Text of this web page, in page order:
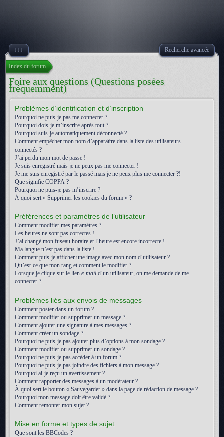
↓↓↓ Recherche avancée
Index du forum
Foire aux questions (Questions posées
fréquemment)
Problèmes d’identification et d’inscription
Pourquoi ne puis-je pas me connecter ?
Pourquoi dois-je m’inscrire après tout ?
Pourquoi suis-je automatiquement déconnecté ?
Comment empêcher mon nom d’apparaître dans la liste des utilisateurs
connectés ?
J’ai perdu mon mot de passe !
Je suis enregistré mais je ne peux pas me connecter !
Je me suis enregistré par le passé mais je ne peux plus me connecter ?!
Que signifie COPPA ?
Pourquoi ne puis-je pas m’inscrire ?
À quoi sert « Supprimer les cookies du forum » ?
Préférences et paramètres de l’utilisateur
Comment modifier mes paramètres ?
Les heures ne sont pas correctes !
J’ai changé mon fuseau horaire et l’heure est encore incorrecte !
Ma langue n’est pas dans la liste !
Comment puis-je afficher une image avec mon nom d’utilisateur ?
Qu’est-ce que mon rang et comment le modifier ?
Lorsque je clique sur le lien e-mail d’un utilisateur, on me demande de me
connecter ?
Problèmes liés aux envois de messages
Comment poster dans un forum ?
Comment modifier ou supprimer un message ?
Comment ajouter une signature à mes messages ?
Comment créer un sondage ?
Pourquoi ne puis-je pas ajouter plus d’options à mon sondage ?
Comment modifier ou supprimer un sondage ?
Pourquoi ne puis-je pas accéder à un forum ?
Pourquoi ne puis-je pas joindre des fichiers à mon message ?
Pourquoi ai-je reçu un avertissement ?
Comment rapporter des messages à un modérateur ?
À quoi sert le bouton « Sauvegarder » dans la page de rédaction de message ?
Pourquoi mon message doit être validé ?
Comment remonter mon sujet ?
Mise en forme et types de sujet
Que sont les BBCodes ?